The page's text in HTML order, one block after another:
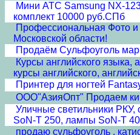
Мини АТС Samsung NX-
комплект 10000 руб.СПб
Профессиональная Фото
Московской области!
Продаём Сульфоуголь
Курсы английского языка,
курсы английского,
Принтер для ногтей
ООО"АзияОпт" Продаем
Уличные светильники
SoN-T 250, лампы SoN-T
продаю сульфоуголь ,